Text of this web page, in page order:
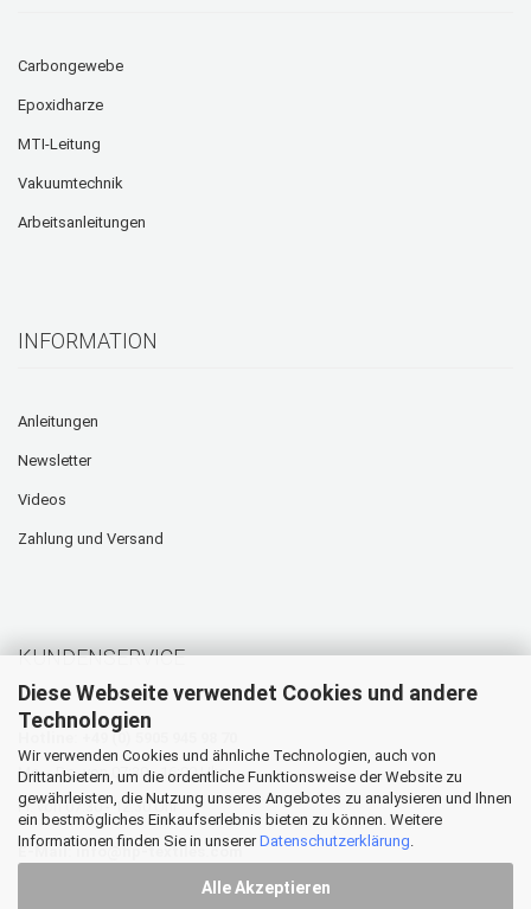
Diese Webseite verwendet Cookies und andere
Technologien
Wir verwenden Cookies und ähnliche Technologien, auch von
Drittanbietern, um die ordentliche Funktionsweise der Website zu
gewährleisten, die Nutzung unseres Angebotes zu analysieren und Ihnen
ein bestmögliches Einkaufserlebnis bieten zu können. Weitere
Informationen finden Sie in unsererDatenschutzerklärung
Alle Akzeptieren
Carbongewebe
Epoxidharze
MTI-Leitung
Vakuumtechnik
Arbeitsanleitungen
INFORMATION
Anleitungen
Newsletter
Videos
Zahlung und Versand
KUNDENSERVICE
Hotline: +49 (0) 5905 945 98 70
Mo. - Do. von 07:30 - 16:00 Uhr
Fr. von 07:30 - 12:30 Uhr
E-Mail:info@hp-textiles.com